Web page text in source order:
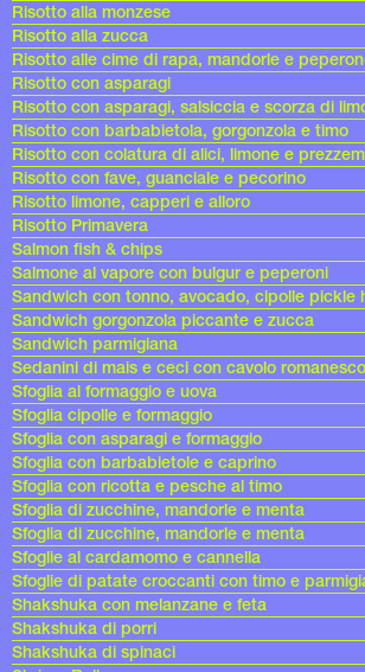
Risotto alla monzese
Risotto alla zucca
Risotto alle cime di rapa, mandorle e
Risotto con asparagi
Risotto con asparagi, salsiccia e scorza di
Risotto con barbabietola, gorgonzola e timo
Risotto con colatura di alici, limone e
Risotto con fave, guanciale e pecorino
Risotto limone, capperi e alloro
Risotto Primavera
Salmon fish & chips
Salmone al vapore con bulgur e peperoni
Sandwich con tonno, avocado, cipolle pickle
Sandwich gorgonzola piccante e zucca
Sandwich parmigiana
Sedanini di mais e ceci con cavolo
Sfoglia al formaggio e uova
Sfoglia cipolle e formaggio
Sfoglia con asparagi e formaggio
Sfoglia con barbabietole e caprino
Sfoglia con ricotta e pesche al timo
Sfoglia di zucchine, mandorle e menta
Sfoglia di zucchine, mandorle e menta
Sfoglie al cardamomo e cannella
Sfoglie di patate croccanti con timo e
Shakshuka con melanzane e feta
Shakshuka di porri
Shakshuka di spinaci